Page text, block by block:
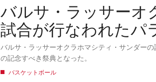
バルサ・ラッサーオ
試合が行なわれたパ
は、NBAさながらの
バルサ・ラッサーオクラホマシティ・サンダー
の記念すべき祭典となった。
バスケットボール